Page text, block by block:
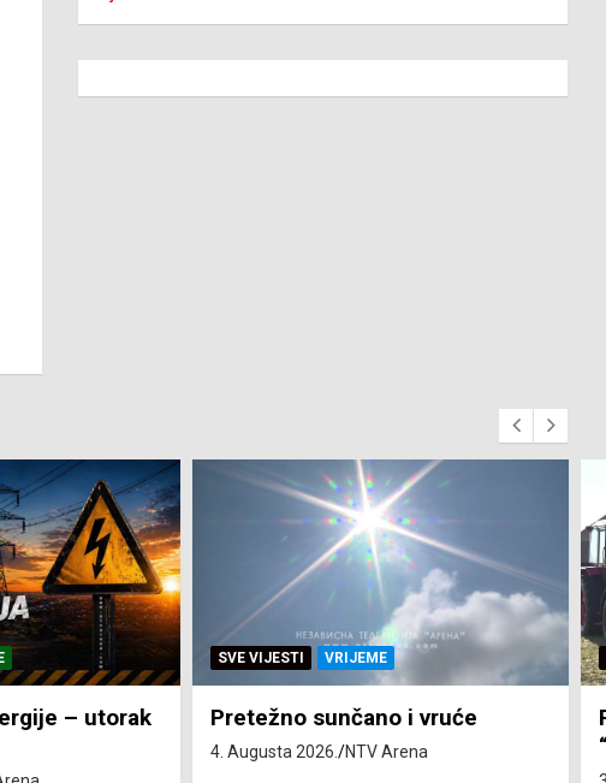
i vruće
SVE VIJESTI ZEMLJA
Pravo na subvenciju za traktor
“Belarus” ostvarila 84 korisnika